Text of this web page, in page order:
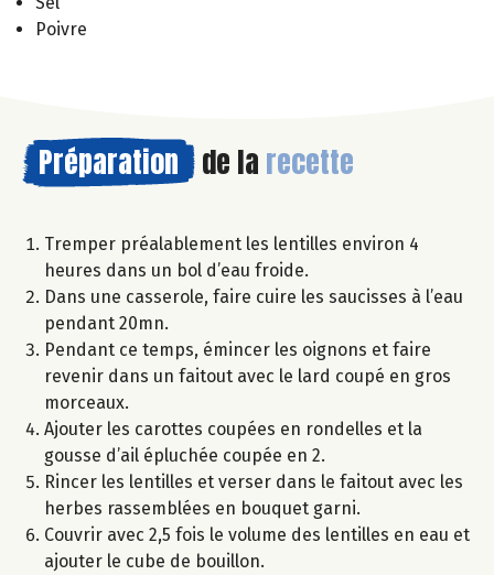
Poivre
Préparation de la recette
Tremper préalablement les lentilles environ 4
heures dans un bol d’eau froide.
Dans une casserole, faire cuire les saucisses à l’eau
pendant 20mn.
Pendant ce temps, émincer les oignons et faire
revenir dans un faitout avec le lard coupé en gros
morceaux.
Ajouter les carottes coupées en rondelles et la
gousse d’ail épluchée coupée en 2.
Rincer les lentilles et verser dans le faitout avec les
herbes rassemblées en bouquet garni.
Couvrir avec 2,5 fois le volume des lentilles en eau et
ajouter le cube de bouillon.